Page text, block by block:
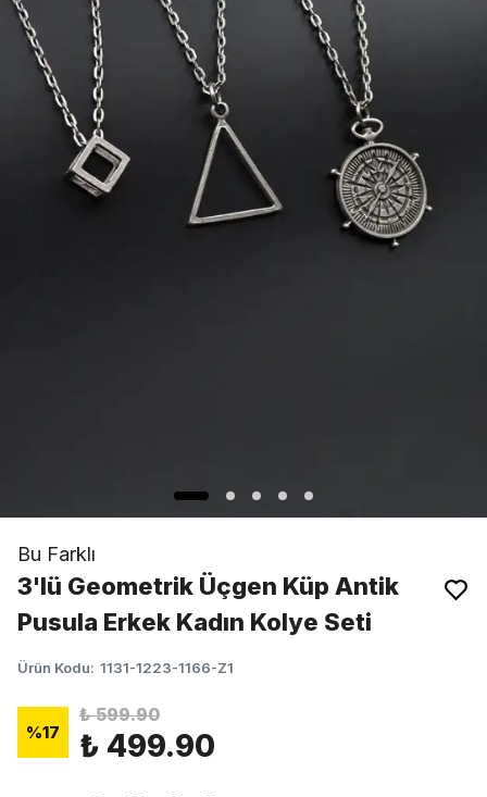
Bu Farklı
3'lü Geometrik Üçgen Küp Antik
Pusula Erkek Kadın Kolye Seti
Ürün Kodu: 1131-1223-1166-Z1
%17
₺ 599.90
₺ 499.90